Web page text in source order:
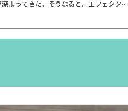
まってきた。そうなると、エフェクター
基本的な...